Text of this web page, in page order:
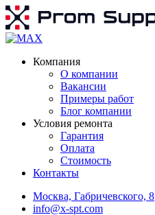
Компания
О компании
Вакансии
Примеры работ
Блог компании
Условия ремонта
Гарантия
Оплата
Стоимость
Контакты
Москва, Габричевского, 8
info@x-spt.com